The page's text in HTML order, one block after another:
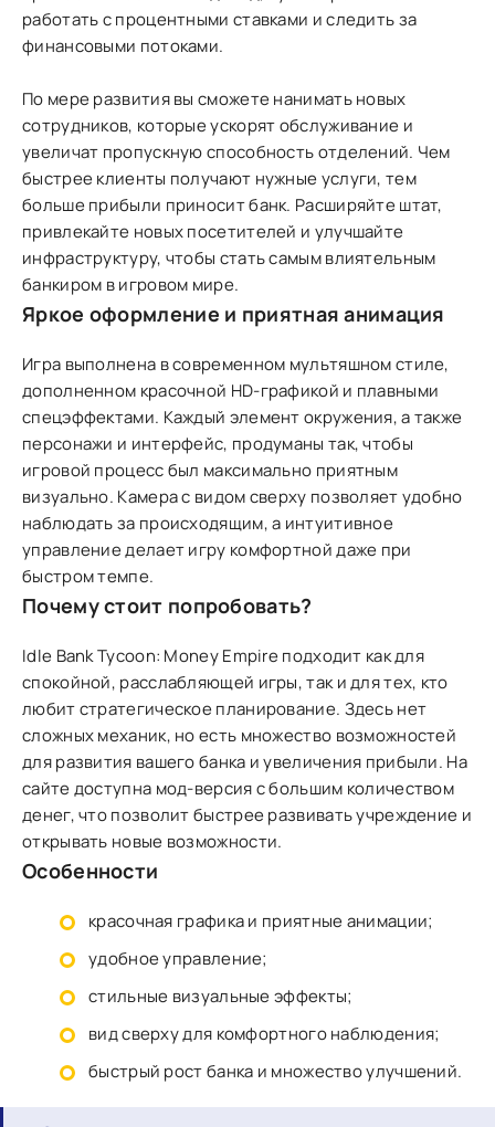
работать с процентными ставками и следить за
финансовыми потоками.
По мере развития вы сможете нанимать новых
сотрудников, которые ускорят обслуживание и
увеличат пропускную способность отделений. Чем
быстрее клиенты получают нужные услуги, тем
больше прибыли приносит банк. Расширяйте штат,
привлекайте новых посетителей и улучшайте
инфраструктуру, чтобы стать самым влиятельным
банкиром в игровом мире.
Яркое оформление и приятная анимация
Игра выполнена в современном мультяшном стиле,
дополненном красочной HD-графикой и плавными
спецэффектами. Каждый элемент окружения, а также
персонажи и интерфейс, продуманы так, чтобы
игровой процесс был максимально приятным
визуально. Камера с видом сверху позволяет удобно
наблюдать за происходящим, а интуитивное
управление делает игру комфортной даже при
быстром темпе.
Почему стоит попробовать?
Idle Bank Tycoon: Money Empire подходит как для
спокойной, расслабляющей игры, так и для тех, кто
любит стратегическое планирование. Здесь нет
сложных механик, но есть множество возможностей
для развития вашего банка и увеличения прибыли. На
сайте доступна мод-версия с большим количеством
денег, что позволит быстрее развивать учреждение и
открывать новые возможности.
Особенности
красочная графика и приятные анимации;
удобное управление;
стильные визуальные эффекты;
вид сверху для комфортного наблюдения;
быстрый рост банка и множество улучшений.